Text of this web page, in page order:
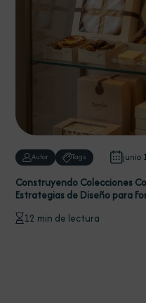
Autor Tags junio
Construyendo Colecciones
Estrategias de Diseño para
12 min de lectura